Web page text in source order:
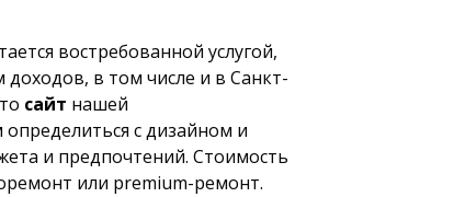
востребованной услугой,
в том числе и в Санкт-
то сайт нашей
с дизайном и
и предпочтений. Стоимость
или premium-ремонт.